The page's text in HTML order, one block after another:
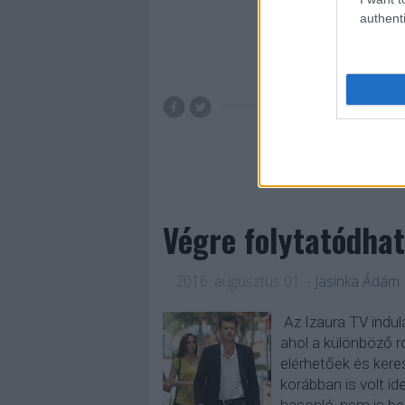
TV2 Csoport
Végre
2016. augusztus 01. Jasinka Ádám
Az Izaura TV
ahol a különböző
elérhetőek és
korábban is volt